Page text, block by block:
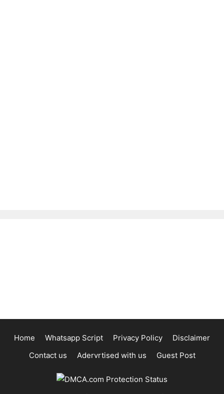
Home Whatsapp Script Privacy Policy
Disclaimer
Contact us
Adervrtised with us Guest Post